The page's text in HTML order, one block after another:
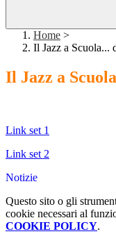
Home >
Il Jazz a Scuola...
Il Jazz a
Link set 1
Link set 2
Notizie
Questo sito o gli
cookie necessari al
COOKIE POLICY.